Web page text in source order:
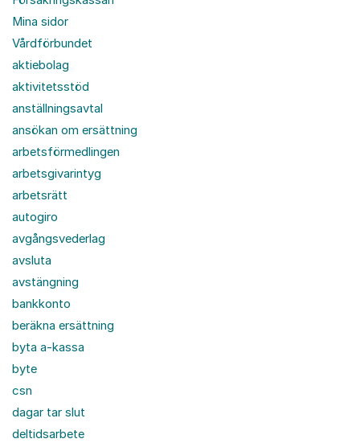
Mina sidor
Vårdförbundet
aktiebolag
aktivitetsstöd
anställningsavtal
ansökan om ersättning
arbetsförmedlingen
arbetsgivarintyg
arbetsrätt
autogiro
avgångsvederlag
avsluta
avstängning
bankkonto
beräkna ersättning
byta a-kassa
byte
csn
dagar tar slut
deltidsarbete